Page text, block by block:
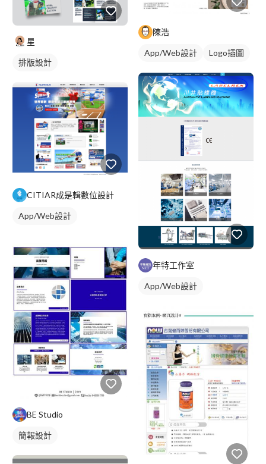
星
排版設計
CITIAR成是輯數位設計
App/Web設計
BE Studio
簡報設計
陳浩
App/Web設計 Logo插圖
年特工作室
App/Web設計